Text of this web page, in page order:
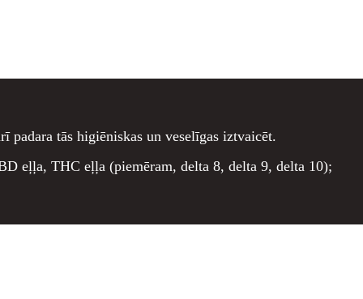
tās higiēniskas un veselīgas iztvaicēt.
eļļa, THC eļļa (piemēram, delta 8, delta 9, delta 10);